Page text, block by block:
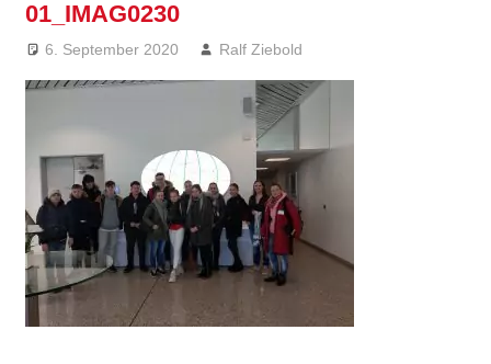
01_IMAG0230
6. September 2020 Ralf Ziebold